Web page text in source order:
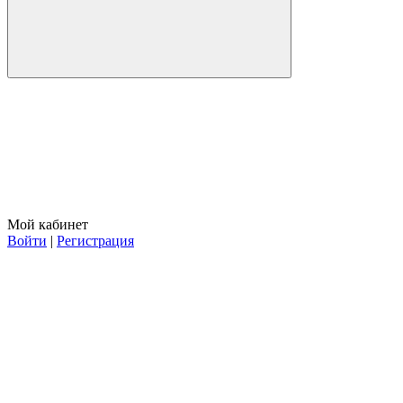
Мой кабинет
Войти | Регистрация